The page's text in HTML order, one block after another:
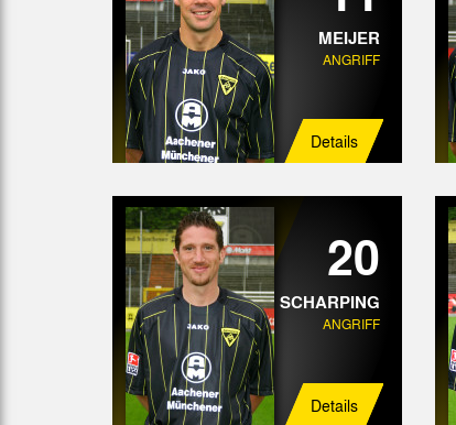
MEIJER
ANGRIFF
Details
20
SCHARPING
ANGRIFF
Details